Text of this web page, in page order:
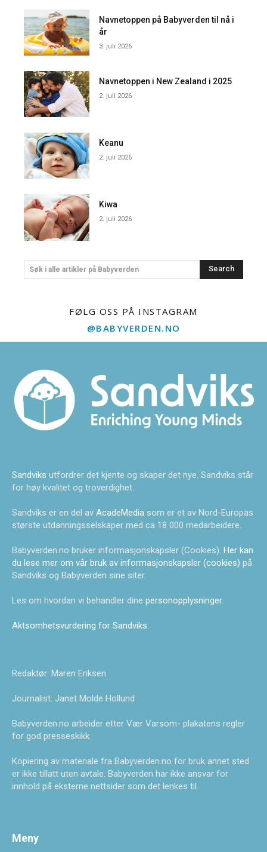
Navnetoppen på Babyverden til nå i
år
3. juli 2026
Navnetoppen i New Zealand i 2025
2. juli 2026
Keanu
2. juli 2026
Kiwa
2. juli 2026
Søk i alle artikler på Babyverden Search
FØLG OSS PÅ INSTAGRAM
@BABYVERDEN.NO
Sandviks utfordrer det kjente og skaper det nye. Sandviks står
for høy kvalitet og troverdighet.
Sandviks er en del av AcadeMedia som er et av Nord-Europas
største utdanningsselskaper med ca 18 000 medarbeidere.
Babyverden.no bruker informasjonskapsler (Cookies). Her kan
du lese mer om vår bruk av informasjonskapsler (cookies) på
Sandviks og Babyverden sine siter.
Les om hvordan vi behandler dine personopplysninger.
Aktsomhetsvurdering for Sandviks.
Redaktør: Maren Eriksen
Journalist: Janet Molde Hollund
Babyverden.no arbeider etter Vær Varsom- plakatens regler
for god presseskikk.
Kopiering av materiale fra Babyverden.no for bruk annet sted
er ikke tillatt uten avtale. Babyverden har ikke ansvar for
innhold på eksterne nettsider som det lenkes til.
Meny